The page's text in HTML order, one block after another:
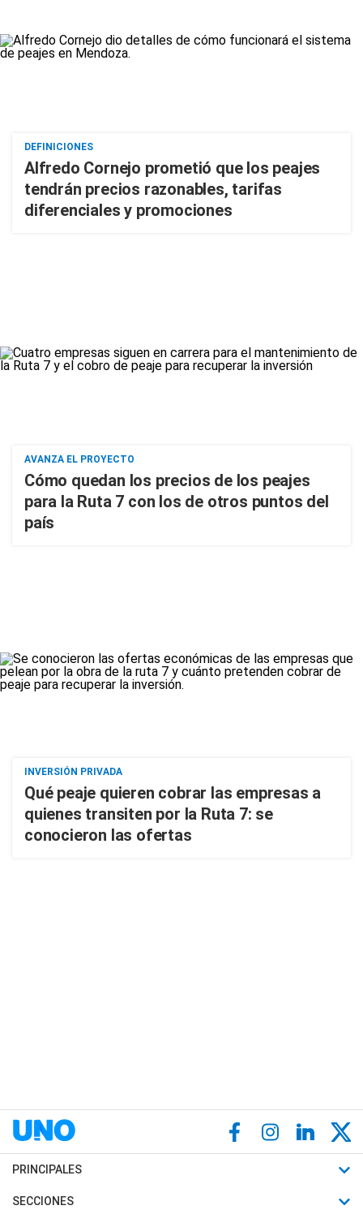
DEFINICIONES
Alfredo Cornejo prometió que los peajes
tendrán precios razonables, tarifas
diferenciales y promociones
AVANZA EL PROYECTO
Cómo quedan los precios de los peajes
para la Ruta 7 con los de otros puntos del
país
INVERSIÓN PRIVADA
Qué peaje quieren cobrar las empresas a
quienes transiten por la Ruta 7: se
conocieron las ofertas
PRINCIPALES
Últimas Noticias
SECCIONES